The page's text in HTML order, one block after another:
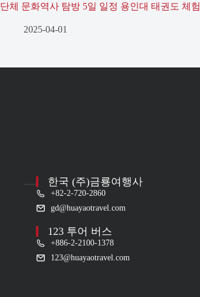
단체 문화역사 탐방 5일 일정 용인대 태권도 체험
2025-04-01
한국 (주)금룡여행사
+82-2-720-2860
gd@huayaotravel.com
123 투어 버스
+886-2-2100-1378
123@huayaotravel.com